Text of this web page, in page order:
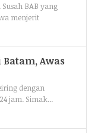
BAB yang
menjerit
Awas
dengan
jam. Simak...